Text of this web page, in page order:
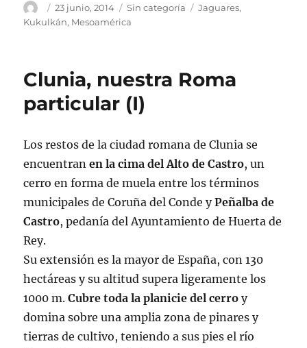
AutorPublicado
el
23 junio, 2014 Categorías
Sin categoría Etiquetas
Jaguares,
Kukulkán, Mesoamérica
Clunia, nuestra Roma
particular (I)
Los restos de la ciudad romana de Clunia se
encuentranen la cima del Alto de Castro, un
cerro en forma de muela entre los términos
municipales de Coruña del Conde yPeñalba de
Castro, pedanía del Ayuntamiento de Huerta de
Rey.
Su extensión es la mayor de España, con 130
hectáreas y su altitud supera ligeramente los
1000 m.Cubre toda la planicie del cerro y
domina sobre una amplia zona de pinares y
tierras de cultivo, teniendo a sus pies el río